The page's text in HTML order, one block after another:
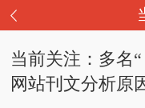
当前关注：多名
网站刊文分析原